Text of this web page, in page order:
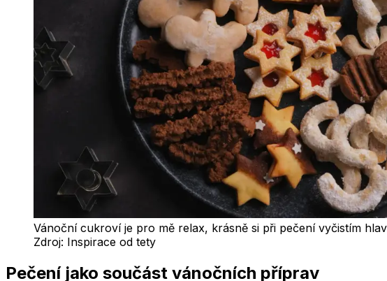
Vánoční cukroví je pro mě relax, krásně si při pečení vyčistím
Zdroj: Inspirace od tety
Pečení jako součást vánočních příprav